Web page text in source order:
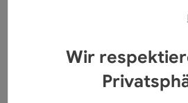
Öffnungszeiten
MOMontag geöffnet
DIDienstag geöffnet
MIMittwoch geöffnet
DODonnerstag
FRFreitag
SASamstag
SOFE
Wir